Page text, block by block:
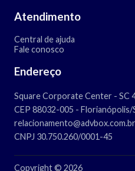
Atendimento
Central de ajuda
Fale conosco
Endereço
Square Corporate Center - SC
CEP 88032-005 - Florianópolis/
relacionamento@advbox.com.br
CNPJ 30.750.260/0001-45
Copyright © 2026